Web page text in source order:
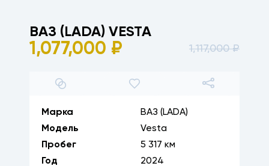
ВАЗ (LADA) VESTA
1,077,000 ₽ 1,117,000₽
Марка
ВАЗ (LADA)
Модель
Vesta
Пробег
5 317 км
Год
2024